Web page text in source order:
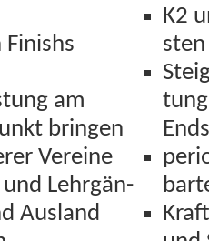
Fin­ishs
am
bringen
Vere­ine
und Lehrgän­
Aus­land
K2